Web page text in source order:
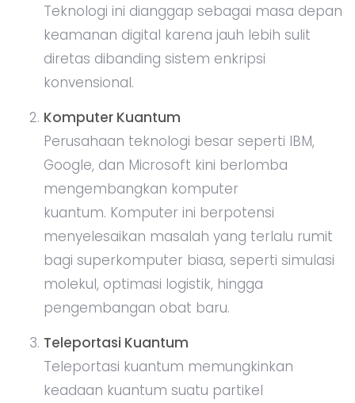
Teknologi ini dianggap sebagai masa depan
keamanan digital karena jauh lebih sulit
diretas dibanding sistem enkripsi
konvensional.
Komputer Kuantum
Perusahaan teknologi besar seperti IBM,
Google, dan Microsoft kini berlomba
mengembangkan komputer
kuantum. Komputer ini berpotensi
menyelesaikan masalah yang terlalu rumit
bagi superkomputer biasa, seperti simulasi
molekul, optimasi logistik, hingga
pengembangan obat baru.
Teleportasi Kuantum
Teleportasi kuantum memungkinkan
keadaan kuantum suatu partikel